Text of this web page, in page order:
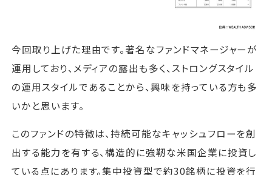
今回取り上げた理由です。著名なファンドマネージャーが
運用しており、メディアの露出も多く、ストロングスタイル
の運用スタイルであることから、興味を持っている方も多
いかと思います。
このファンドの特徴は、持続可能なキャッシュフローを創
出する能力を有する、構造的に強靭な米国企業に投資し
ている点にあります。集中投資型で約30銘柄に投資を行